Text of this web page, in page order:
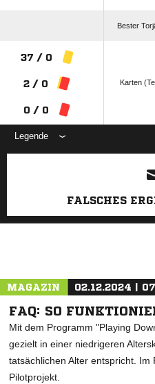
Bester
37 / 0
2 / 0
0 / 0
Karten
Legende
FALSCHES
MAGAZIN 02.12.2024 |
FAQ: SO
Mit dem Programm "Playing
gezielt in einer niedrigeren
tatsächlichen Alter entspricht. Im
Pilotprojekt.